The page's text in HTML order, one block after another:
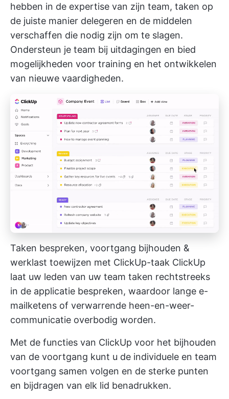
hebben in de expertise van zijn team, taken op
de juiste manier delegeren en de middelen
verschaffen die nodig zijn om te slagen.
Ondersteun je team bij uitdagingen en bied
mogelijkheden voor training en het ontwikkelen
van nieuwe vaardigheden.
Taken bespreken, voortgang bijhouden &
werklast toewijzen met ClickUp-taak ClickUp
laat uw leden van uw team taken rechtstreeks
in de applicatie bespreken, waardoor lange e-
mailketens of verwarrende heen-en-weer-
communicatie overbodig worden.
Met de functies van ClickUp voor het bijhouden
van de voortgang kunt u de individuele en team
voortgang samen volgen en de sterke punten
en bijdragen van elk lid benadrukken.